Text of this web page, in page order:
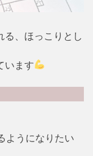
る、ほっこりとし
います
ようになりたい